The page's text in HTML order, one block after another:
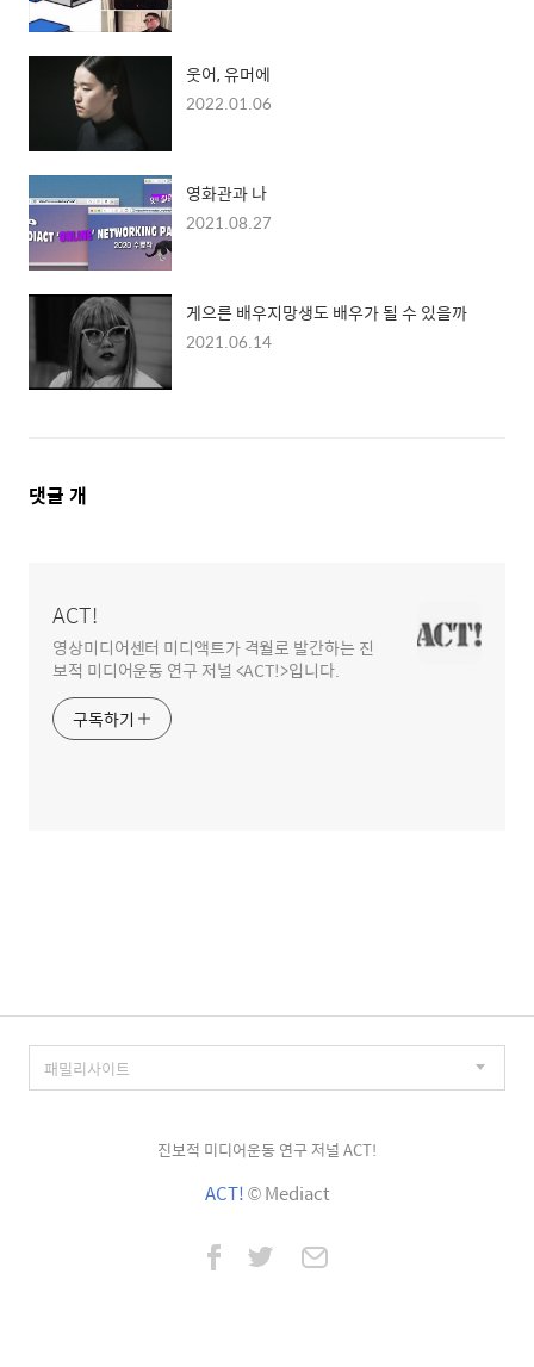
웃어, 유머에
2022.01.06
영화관과 나
2021.08.27
게으른 배우지망생도 배우가 될 수 있을까
2021.06.14
댓
댓글 개
ACT!
영상미디어센터 미디액트가 격월로 발간하는 진
보적 미디어운동 연구 저널 <ACT!>입니다.
구독하기
진보적 미디어운동 연구 저널 ACT!
ACT!© Mediact